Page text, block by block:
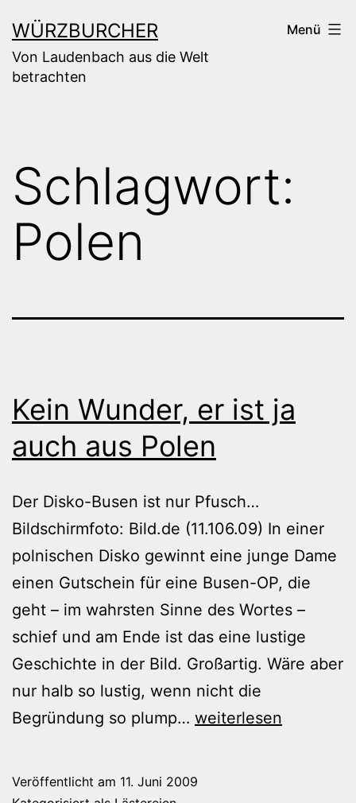
Inhalt
springen
WÜRZBURCHER
Von Laudenbach aus die Welt
betrachten
Menü
Schlagwort:
Polen
Kein Wunder, er ist ja
auch aus Polen
Der Disko-Busen ist nur Pfusch…
Bildschirmfoto: Bild.de (11.106.09) In einer
polnischen Disko gewinnt eine junge Dame
einen Gutschein für eine Busen-OP, die
geht – im wahrsten Sinne des Wortes –
schief und am Ende ist das eine lustige
Geschichte in der Bild. Großartig. Wäre aber
nur halb so lustig, wenn nicht die
Begründung so plump… Kein
weiterlesen
Veröffentlicht am 11. Juni 2009